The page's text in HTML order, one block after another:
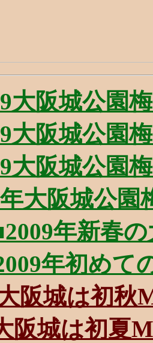
大阪城公園
大阪城公園
大阪城公園
大阪城公園
年新春
年初めて
阪城は初秋
阪城は初夏